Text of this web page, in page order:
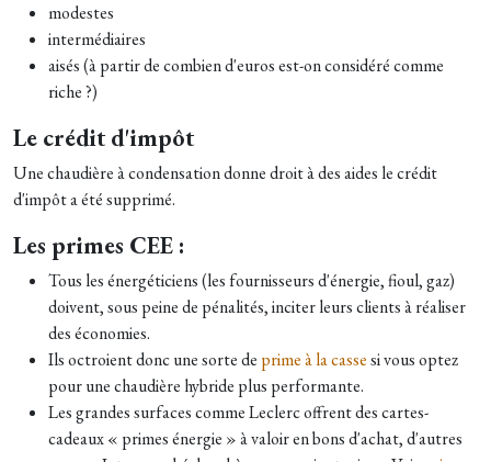
modestes
intermédiaires
aisés (à partir de combien d'euros est-on considéré comme
riche ?)
Le crédit d'impôt
Une chaudière à condensation donne droit à des aides le crédit
d'impôt a été supprimé.
Les primes CEE :
Tous les énergéticiens (les fournisseurs d'énergie, fioul, gaz)
doivent, sous peine de pénalités, inciter leurs clients à réaliser
des économies.
Ils octroient donc une sorte de prime à la cassesi vous optez
pour une chaudière hybride plus performante.
Les grandes surfaces comme Leclerc offrent des cartes-
cadeaux « primes énergie » à valoir en bons d'achat, d'autres